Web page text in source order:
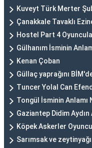
Kuveyt Türk Merter
Çanakkale Tavaklı
Hostel Part 4
Gülhanım İsminin
Kenan Çoban
Güllaç yaprağını
Tuncer Yolal Can
Tongül İsminin Anlamı
Gaziantep Didim Aydın
Köpek Askerler
Sarımsak ve